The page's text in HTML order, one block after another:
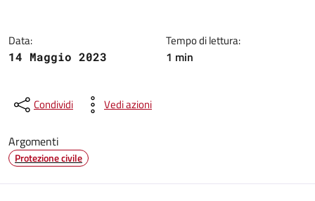
Data:
14 Maggio 2023
Tempo di lettura:
1 min
Condividi Vedi azioni
Argomenti
Protezione civile